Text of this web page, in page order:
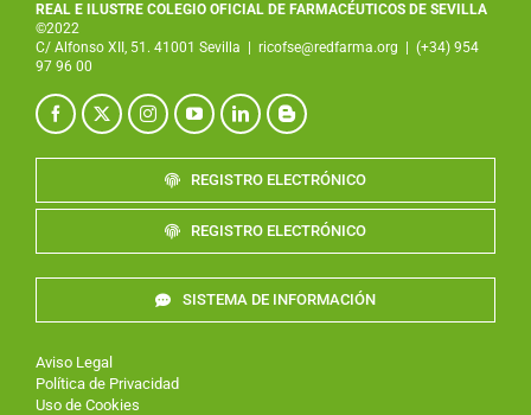
REAL E ILUSTRE COLEGIO OFICIAL DE FARMACÉUTICOS DE SEVILLA
©2022
C/ Alfonso XII, 51. 41001 Sevilla
ricofse@redfarma.org
(+34) 954
97 96 00
REGISTRO ELECTRÓNICO
REGISTRO ELECTRÓNICO
SISTEMA DE INFORMACIÓN
Aviso Legal
Política de Privacidad
Uso de Cookies